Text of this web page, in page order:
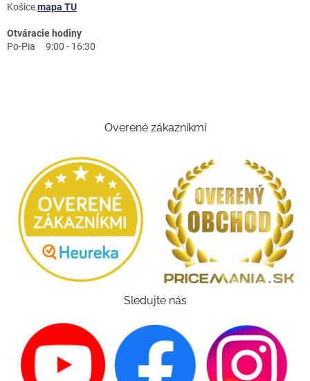
Košicemapa TU
Otváracie hodiny
Po-Pia 9:00 - 16:30
Overené zákazníkmi
Sledujte nás